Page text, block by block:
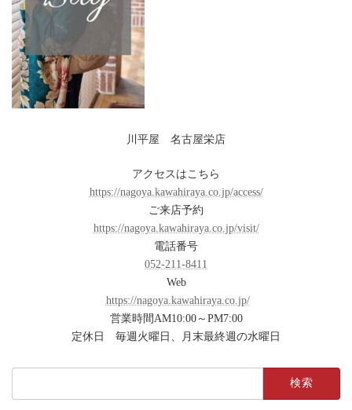
川平屋 名古屋栄店
アクセスはこちら
https://nagoya.kawahiraya.co.jp/access/
ご来店予約
https://nagoya.kawahiraya.co.jp/visit/
電話番号
052-211-8411
Web
https://nagoya.kawahiraya.co.jp/
営業時間AM10:00～PM7:00
定休日 毎週火曜日、月末最終週の水曜日